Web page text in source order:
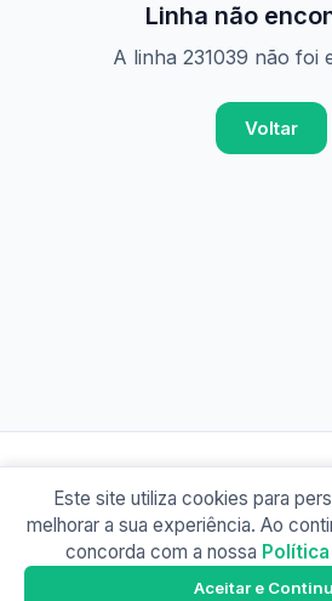
Linha não
A linha 231039 não foi
Voltar
© 2026 Busão
Sobre Contato
Este site utiliza cookies para
melhorar a sua experiência. Ao
concorda com a nossa
Aceitar e